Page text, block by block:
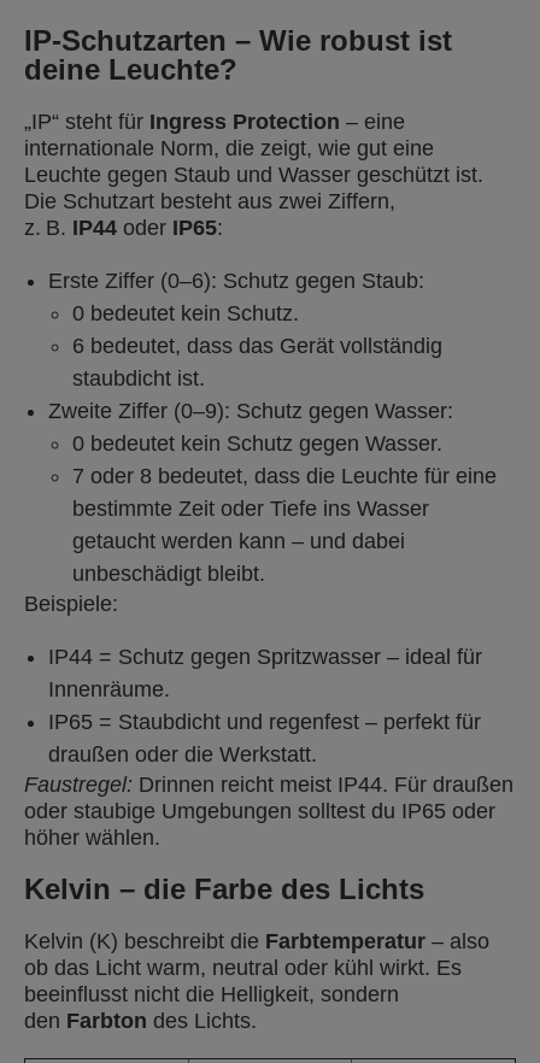
IP-Schutzarten – Wie robust ist
deine Leuchte?
„IP“ steht für Ingress Protection – eine
internationale Norm, die zeigt, wie gut eine
Leuchte gegen Staub und Wasser geschützt ist.
Die Schutzart besteht aus zwei Ziffern,
z. B. IP44 oder IP65:
Erste Ziffer (0–6): Schutz gegen Staub:
0 bedeutet kein Schutz.
6 bedeutet, dass das Gerät vollständig
staubdicht ist.
Zweite Ziffer (0–9): Schutz gegen Wasser:
0 bedeutet kein Schutz gegen Wasser.
7 oder 8 bedeutet, dass die Leuchte für eine
bestimmte Zeit oder Tiefe ins Wasser
getaucht werden kann – und dabei
unbeschädigt bleibt.
Beispiele:
IP44 = Schutz gegen Spritzwasser – ideal für
Innenräume.
IP65 = Staubdicht und regenfest – perfekt für
draußen oder die Werkstatt.
Faustregel: Drinnen reicht meist IP44. Für draußen
oder staubige Umgebungen solltest du IP65 oder
höher wählen.
Kelvin – die Farbe des Lichts
Kelvin (K) beschreibt die Farbtemperatur – also
ob das Licht warm, neutral oder kühl wirkt. Es
beeinflusst nicht die Helligkeit, sondern
den Farbton des Lichts.